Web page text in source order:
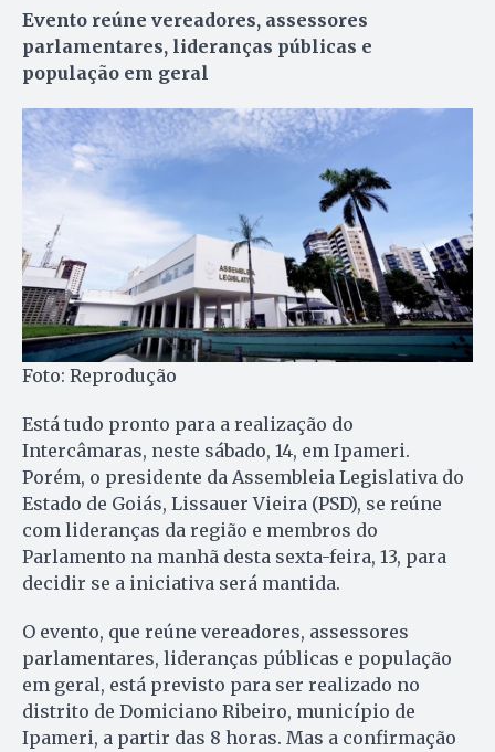
Evento reúne vereadores, assessores
parlamentares, lideranças públicas e
população em geral
Foto: Reprodução
Está tudo pronto para a realização do
Intercâmaras, neste sábado, 14, em Ipameri.
Porém, o presidente da Assembleia Legislativa do
Estado de Goiás, Lissauer Vieira (PSD), se reúne
com lideranças da região e membros do
Parlamento na manhã desta sexta-feira, 13, para
decidir se a iniciativa será mantida.
O evento, que reúne vereadores, assessores
parlamentares, lideranças públicas e população
em geral, está previsto para ser realizado no
distrito de Domiciano Ribeiro, município de
Ipameri, a partir das 8 horas. Mas a confirmação